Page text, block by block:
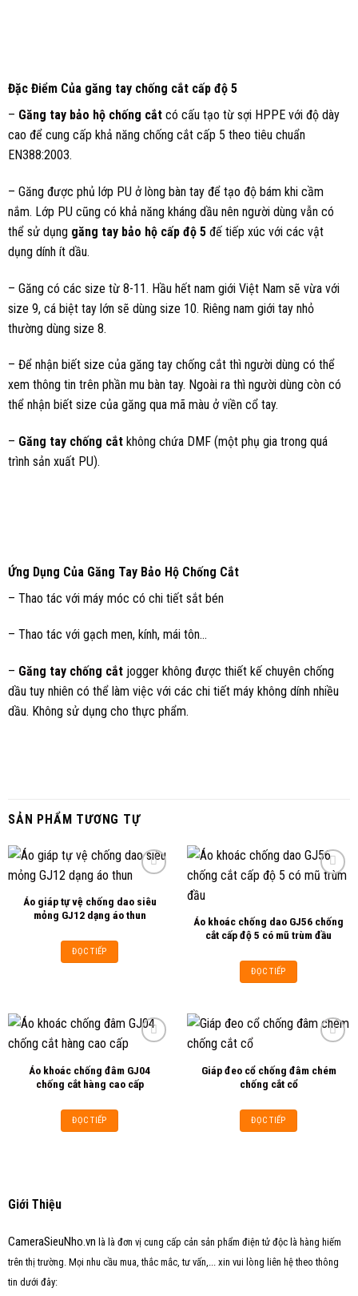
Đặc Điểm Của găng tay chống cắt cấp độ 5
– Găng tay bảo hộ chống cắt có cấu tạo từ sợi HPPE với độ dày
cao để cung cấp khả năng chống cắt cấp 5 theo tiêu chuẩn
EN388:2003.
– Găng được phủ lớp PU ở lòng bàn tay để tạo độ bám khi cầm
nắm. Lớp PU cũng có khả năng kháng dầu nên người dùng vẫn có
thể sử dụng găng tay bảo hộ cấp độ 5 đế tiếp xúc với các vật
dụng dính ít dầu.
– Găng có các size từ 8-11. Hầu hết nam giới Việt Nam sẽ vừa với
size 9, cá biệt tay lớn sẽ dùng size 10. Riêng nam giới tay nhỏ
thường dùng size 8.
– Để nhận biết size của găng tay chống cắt thì người dùng có thể
xem thông tin trên phần mu bàn tay. Ngoài ra thì người dùng còn có
thể nhận biết size của găng qua mã màu ở viền cổ tay.
– Găng tay chống cắt không chứa DMF (một phụ gia trong quá
trình sản xuất PU).
Ứng Dụng Của Găng Tay Bảo Hộ Chống Cắt
– Thao tác với máy móc có chi tiết sắt bén
– Thao tác với gạch men, kính, mái tôn…
– Găng tay chống cắt jogger không được thiết kế chuyên chống
dầu tuy nhiên có thể làm việc với các chi tiết máy không dính nhiều
dầu. Không sử dụng cho thực phẩm.
SẢN PHẨM TƯƠNG TỰ
Add to
Áo giáp tự vệ chống dao siêu
mỏng GJ12 dạng áo thun
ĐỌC TIẾP
wishlist
Áo khoác chống dao GJ56 chống
cắt cấp độ 5 có mũ trùm đầu
ĐỌC TIẾP
Add to
wishlist
Áo khoác chống đâm GJ04
chống cắt hàng cao cấp
ĐỌC TIẾP
Giáp đeo cổ chống đâm chém
chống cắt cổ
ĐỌC TIẾP
Giới Thiệu
CameraSieuNho.vn là là đơn vị cung cấp cản sản phẩm điện tử độc là hàng hiếm
trên thị trường. Mọi nhu cầu mua, thắc mắc, tư vấn,... xin vui lòng liên hệ theo thông
tin dưới đây: